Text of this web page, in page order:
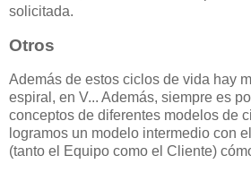
solicitada.
Otros
Además de estos ciclos de vida hay
espiral, en V... Además, siempre es
conceptos de diferentes modelos de
logramos un modelo intermedio con
(tanto el Equipo como el Cliente)